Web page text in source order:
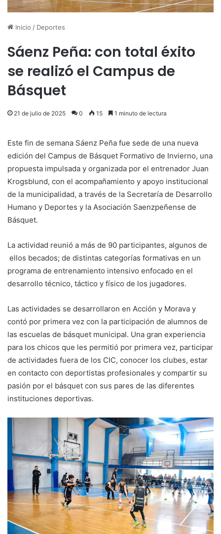
Inicio / Deportes
Sáenz Peña: con total éxito
se realizó el Campus de
Básquet
21 de julio de 2025 0 15 1 minuto de lectura
Este fin de semana Sáenz Peña fue sede de una nueva
edición del Campus de Básquet Formativo de Invierno, una
propuesta impulsada y organizada por el entrenador Juan
Krogsblund, con el acompañamiento y apoyo institucional
de la municipalidad, a través de la Secretaría de Desarrollo
Humano y Deportes y la Asociación Saenzpeñense de
Básquet.
La actividad reunió a más de 90 participantes, algunos de
ellos becados; de distintas categorías formativas en un
programa de entrenamiento intensivo enfocado en el
desarrollo técnico, táctico y físico de los jugadores.
Las actividades se desarrollaron en Acción y Morava y
contó por primera vez con la participación de alumnos de
las escuelas de básquet municipal. Una gran experiencia
para los chicos que les permitió por primera vez, participar
de actividades fuera de los CIC, conocer los clubes, estar
en contacto con deportistas profesionales y compartir su
pasión por el básquet con sus pares de las diferentes
instituciones deportivas.